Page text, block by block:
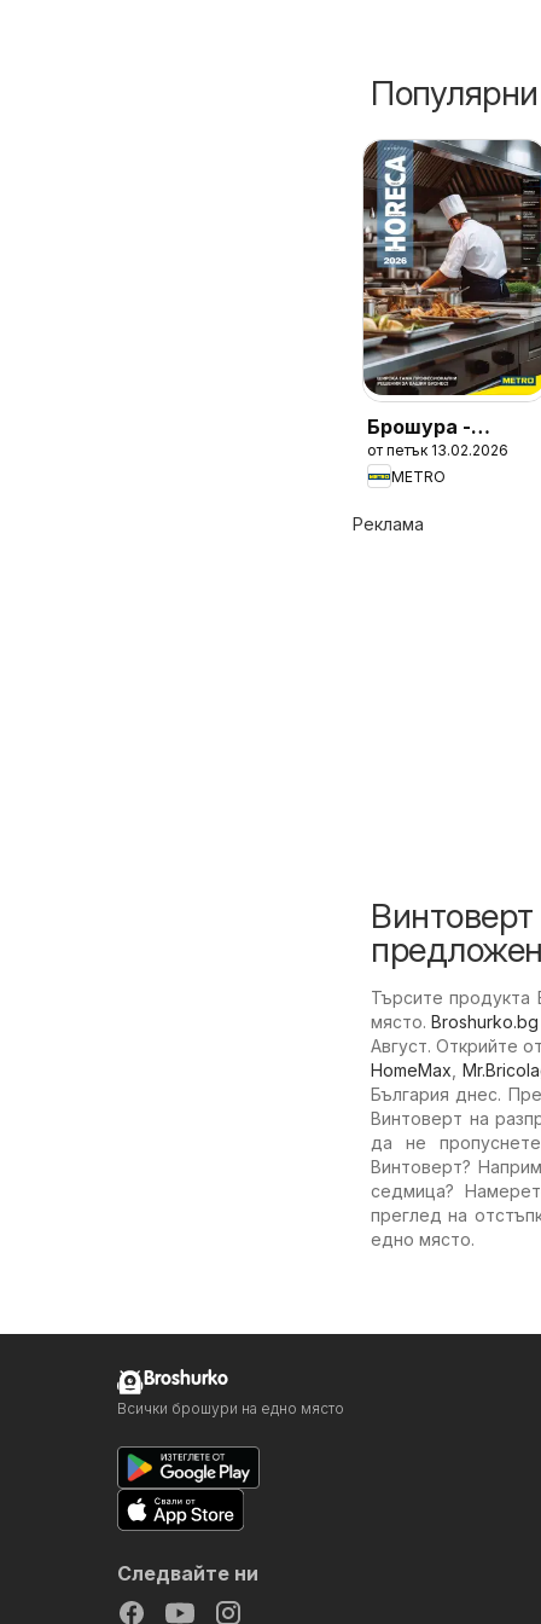
Брошура -
HoReCa решения
2026
от петък 13.02.2026
METRO
Реклама
Търсите продукта
място.Broshurko.bg
Август. Открийте
HomeMax
България днес.
Винтоверт на
да не
Винтоверт?
седмица?
преглед на
едно място.
Broshurko
Всички брошури на едно място
Следвайте ни